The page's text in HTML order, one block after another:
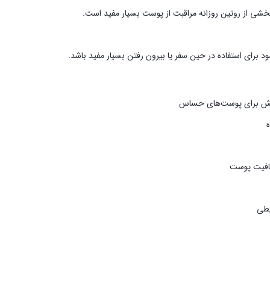
از روتین روزانه مراقبت از پوست بسیار مفید است.
استفاده در حین سفر یا بیرون رفتن بسیار مفید باشد.
برای پوست‌های حساس
پوست